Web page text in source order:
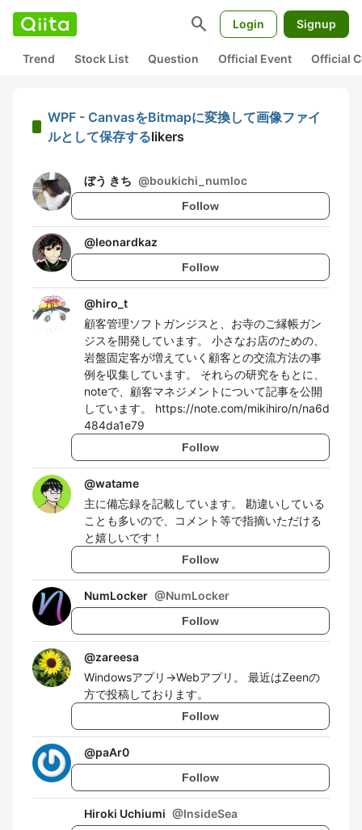
search Login Signup
Trend Stock List Question Official Event Official
WPF - CanvasをBitmapに変換して画像ファイ
ルとして保存するlikers
ぼう きち @boukichi_numloc
Follow
@leonardkaz
Follow
@hiro_t
顧客管理ソフトガンジスと、お寺のご縁帳ガン
ジスを開発しています。 小さなお店のための、
岩盤固定客が増えていく顧客との交流方法の事
例を収集しています。 それらの研究をもとに、
noteで、顧客マネジメントについて記事を公開
しています。 https://note.com/mikihiro/n/na6d
484da1e79
Follow
@watame
主に備忘録を記載しています。 勘違いしている
ことも多いので、コメント等で指摘いただける
と嬉しいです！
Follow
NumLocker @NumLocker
Follow
@zareesa
Windowsアプリ→Webアプリ。 最近はZeenの
方で投稿しております。
Follow
@paAr0
Follow
Hiroki Uchiumi @InsideSea